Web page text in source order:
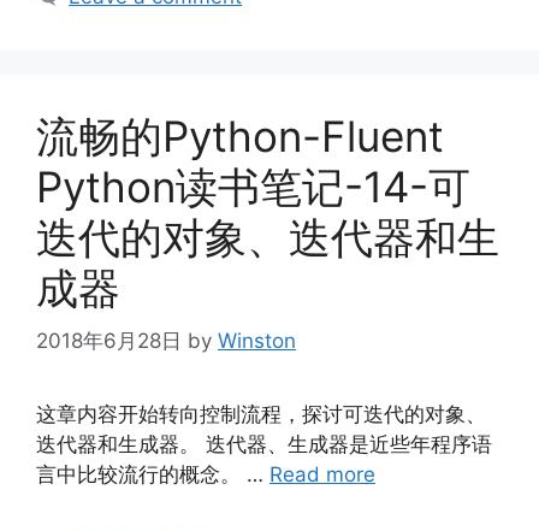
流畅的Python-Fluent
Python读书笔记-14-可
迭代的对象、迭代器和生
成器
2018年6月28日 by Winston
这章内容开始转向控制流程，探讨可迭代的对象、
迭代器和生成器。 迭代器、生成器是近些年程序语
言中比较流行的概念。 … Read more